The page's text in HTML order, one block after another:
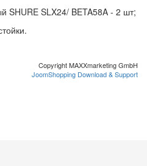
SHURE SLX24/ BETA58A - 2 шт;
Copyright MAXXmarketing GmbH
JoomShopping Download & Support